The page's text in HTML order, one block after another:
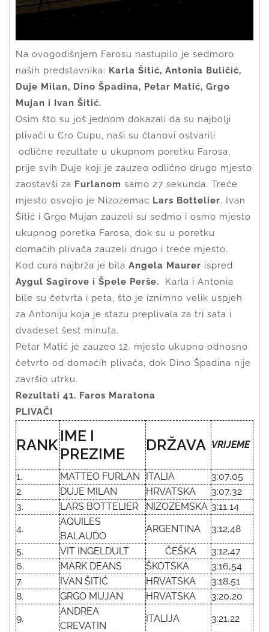
Na ovogodišnjem Farosu nastupilo je sedmoro
naših predstavnika: Karla Šitić, Antonia Buličić,
Duje Milan, Dino Špadina, Petar Matić, Grgo
Mujan i Ivan Šitić.
Osim što su još jednom dokazali da su najbolji
plivači u Cro Cupu, naši su članovi ostvarili
odlične rezultate u ukupnom poretku Farosa,
prije svih Duje koji je zauzeo odlično drugo mjesto
zaostavši za Furlanom samo 27 sekunda. Treće
mjesto osvojio je Nizozemac Lars Bottelier. Ivan
Šitić i Grgo Mujan zauzeli su sedmo i osmo mjesto
ukupnog poretka Farosa, dok su u poretku
domaćih plivača zauzeli drugo i treće mjesto.
Kod cura najbrža je bila Angela Maurer ispred
Aygul Sagirove i Špele Perše.
Karla i Antonia
bile su četvrta i peta, što je iznimno velik uspjeh
za Antoniju koja je stazu preplivala za tri sata i
dvadeset šest minuta.
Petar Matić je zauzeo 12. mjesto ukupno odnosno
četvrto od domaćih plivača, dok Dino Špadina nije
završio utrku.
Rezultati 41. Faros Maratona
PLIVAČI
RANK IME I
PREZIME
DRŽAVA VRIJEME
1. MATTEO FURLAN ITALIA
3:07,05
2.
DUJE MILAN HRVATSKA
3:07,32
3.
LARS BOTTELIER NIZOZEMSKA 3:11,14
4.
AQUILES
BALAUDO
ARGENTINA
3:12,48
5.
VIT INGELDULT ČEŠKA
3:12,47
6.
MARK DEANS ŠKOTSKA
3:16,54
7.
IVAN ŠITIĆ HRVATSKA
3:18,51
8.
GRGO MUJAN HRVATSKA
3:20,20
9.
ANDREA
CREVATIN
ITALIJA
3:21,22